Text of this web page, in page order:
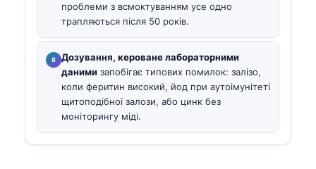
проблеми з всмоктуванням усе одно
трапляються після 50 років.
Дозування, кероване лабораторними
даними запобігає типових помилок: залізо,
коли феритин високий, йод при аутоімунітеті
щитоподібної залози, або цинк без
моніторингу міді.